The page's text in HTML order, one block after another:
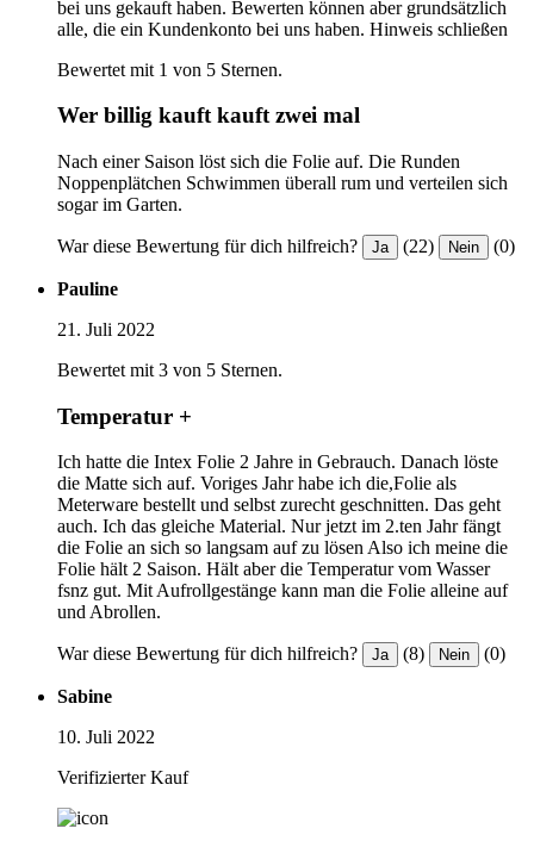
bei uns gekauft haben. Bewerten können aber grundsätzlich
alle, die ein Kundenkonto bei uns haben. Hinweis schließen
Bewertet mit 1 von 5 Sternen.
Wer billig kauft kauft zwei mal
Nach einer Saison löst sich die Folie auf. Die Runden
Noppenplätchen Schwimmen überall rum und verteilen sich
sogar im Garten.
War diese Bewertung für dich hilfreich? Ja (22) Nein (0)
Pauline
21. Juli 2022
Bewertet mit 3 von 5 Sternen.
Temperatur +
Ich hatte die Intex Folie 2 Jahre in Gebrauch. Danach löste
die Matte sich auf. Voriges Jahr habe ich die,Folie als
Meterware bestellt und selbst zurecht geschnitten. Das geht
auch. Ich das gleiche Material. Nur jetzt im 2.ten Jahr fängt
die Folie an sich so langsam auf zu lösen Also ich meine die
Folie hält 2 Saison. Hält aber die Temperatur vom Wasser
fsnz gut. Mit Aufrollgestänge kann man die Folie alleine auf
und Abrollen.
War diese Bewertung für dich hilfreich? Ja (8) Nein (0)
Sabine
10. Juli 2022
Verifizierter Kauf